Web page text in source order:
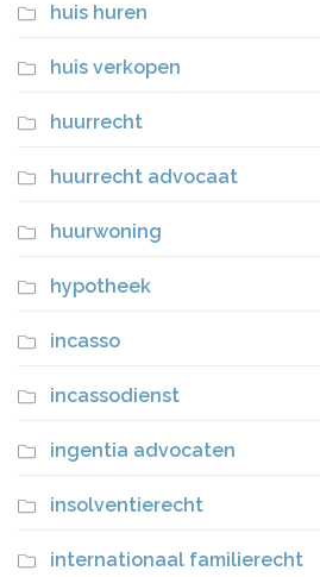
huis huren
huis verkopen
huurrecht
huurrecht advocaat
huurwoning
hypotheek
incasso
incassodienst
ingentia advocaten
insolventierecht
internationaal familierecht